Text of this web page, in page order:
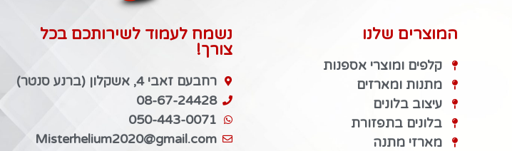
המוצרים שלנו
קלפים ומוצרי אספנות
מתנות ומארזים
עיצוב בלונים
בלונים בתפזורת
מארזי מתנה
נשמח לעמוד לשירותכם בכל
צורך!
רחבעם זאבי 4, אשקלון (ברנע סנטר)
08-67-24428
050-443-0071
Misterhelium2020@gmail.com